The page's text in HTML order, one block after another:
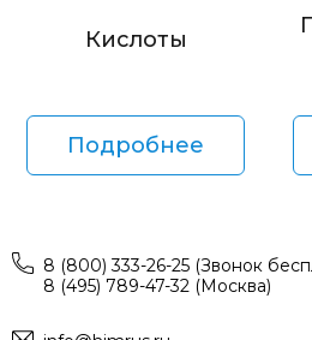
Кислоты
Подробнее
8 (800) 333-26-25 (Звонок
8 (495) 789-47-32 (Москва)